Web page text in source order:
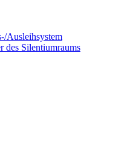
Ausleihsystem
des Silentiumraums